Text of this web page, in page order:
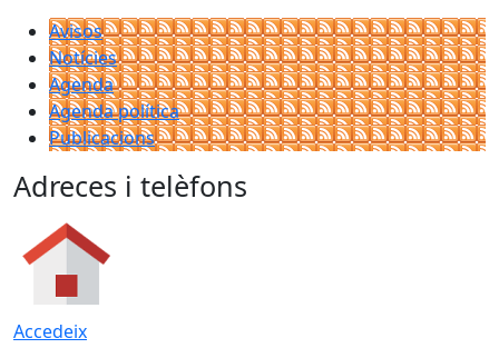
Avisos
Notícies
Agenda
Agenda política
Publicacions
Adreces i telèfons
Accedeix